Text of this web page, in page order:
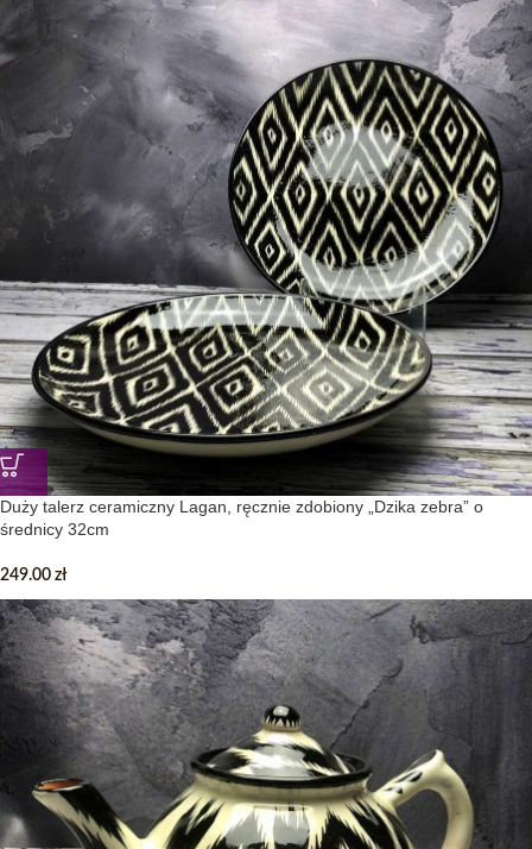
Duży talerz ceramiczny Lagan, ręcznie zdobiony „Dzika zebra” o
średnicy 32cm
249.00 zł